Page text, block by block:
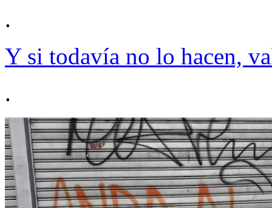
.
Y si todavía no lo hacen,
.